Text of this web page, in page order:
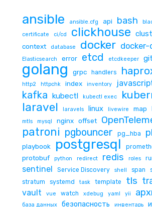
ansible ansible.cfg api bash
certificate ci/cd clickhouse
context database docker docker-
Elasticsearch error etcd etcdkeeper git
golang grpc handlers
http2
httpchk index inventory
kafka kubectl kubectl exec
laravel laravels linux livewire map
mtls mysql nginx offset
patroni pgbouncer pg_hba
playbook postgresql
protobuf python redirect redis roles
sentinel Service Discovery shell span
stratum systemd task template tls
vault vue watch xdebug yaml yii
база данных безопасность инвентарь